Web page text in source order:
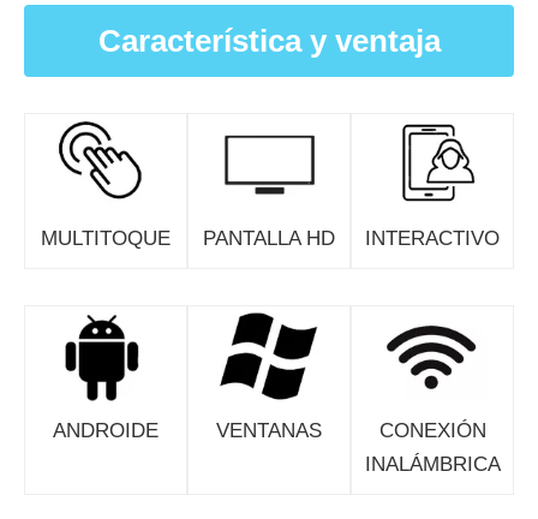
Característica y ventaja
MULTITOQUE PANTALLA HD INTERACTIVO
ANDROIDE VENTANAS
CONEXIÓN
INALÁMBRICA